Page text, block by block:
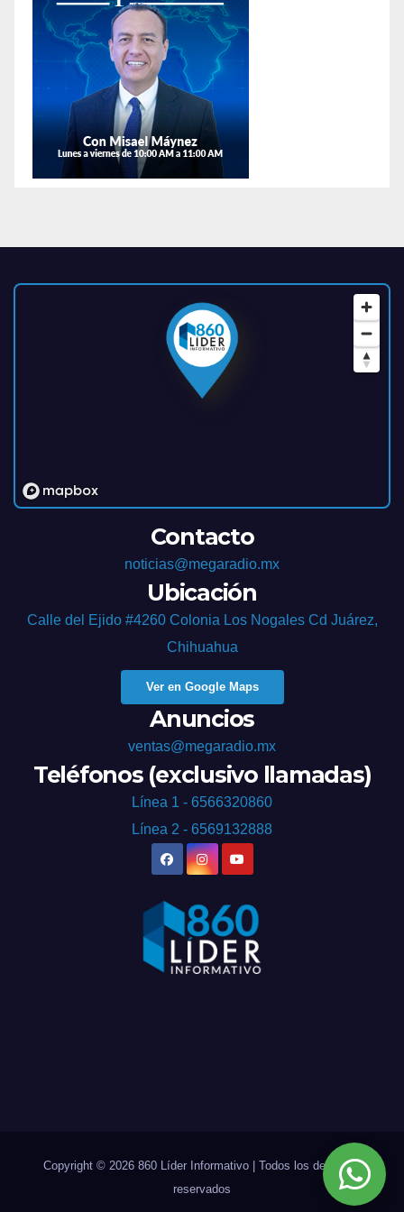
Contacto
noticias@megaradio.mx
Ubicación
Calle del Ejido #4260 Colonia Los Nogales Cd Juárez,
Chihuahua
Ver en Google Maps
Anuncios
ventas@megaradio.mx
Teléfonos (exclusivo llamadas)
Línea 1 - 6566320860
Línea 2 - 6569132888
Copyright © 2026 860 Líder Informativo | Todos los derechos
reservados